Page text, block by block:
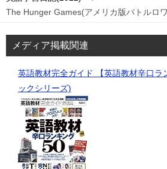
The Hunger Games(アメリカ版バトルロ
メディア掲載関連
英語教材完全ガイド 【英語教材辛口ラ
ックシリーズ)